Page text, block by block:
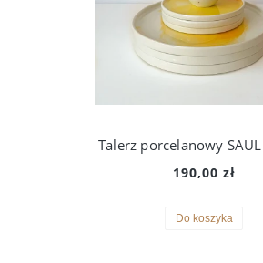
Talerz porcelanowy
190,00 zł
Do koszyka